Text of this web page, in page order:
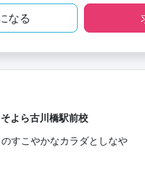
なる
よら古川橋駅前校
すこやかなカラダとしなや